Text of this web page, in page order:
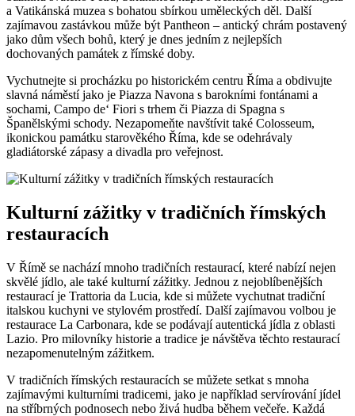
a Vatikánská muzea s bohatou sbírkou uměleckých děl. Další
zajímavou zastávkou může být Pantheon – antický chrám postavený
jako dům všech bohů, který je dnes jedním z nejlepších
dochovaných památek z římské doby.
Vychutnejte si procházku po historickém centru Říma a obdivujte
slavná náměstí jako je Piazza Navona s barokními fontánami a
sochami, Campo de‘ Fiori s trhem či Piazza di Spagna s
Španělskými schody. Nezapomeňte navštívit také Colosseum,
ikonickou památku starověkého Říma, kde se odehrávaly
gladiátorské zápasy a divadla pro veřejnost.
Kulturní zážitky v tradičních římských
restauracích
V Římě se nachází mnoho tradičních restaurací, které nabízí nejen
skvělé jídlo, ale také kulturní zážitky. Jednou z nejoblíbenějších
restaurací je Trattoria da Lucia, kde si můžete vychutnat tradiční
italskou kuchyni ve stylovém prostředí. Další zajímavou volbou je
restaurace La Carbonara, kde se podávají autentická jídla z oblasti
Lazio. Pro milovníky historie a tradice je návštěva těchto restaurací
nezapomenutelným zážitkem.
V tradičních římských restauracích se můžete setkat s mnoha
zajímavými kulturními tradicemi, jako je například servírování jídel
na stříbrných podnosech nebo živá hudba během večeře. Každá